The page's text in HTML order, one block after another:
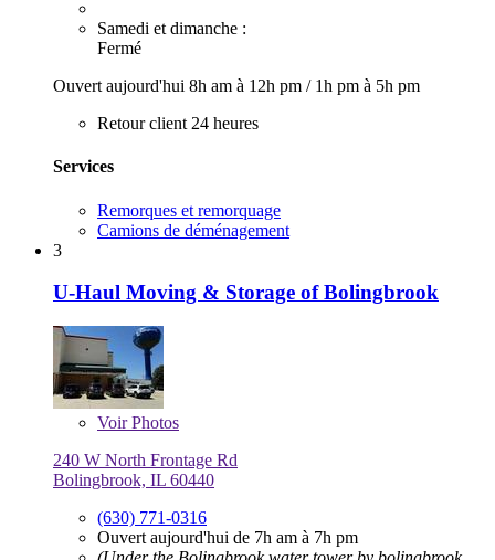
Samedi et dimanche :
Fermé
Ouvert aujourd'hui 8h am à 12h pm / 1h pm à 5h pm
Retour client 24 heures
Services
Remorques et remorquage
Camions de déménagement
3
U-Haul Moving & Storage of Bolingbrook
VoirPhotos
240 W North Frontage Rd
Bolingbrook, IL 60440
(630) 771-0316
Ouvert aujourd'hui de 7h am à 7h pm